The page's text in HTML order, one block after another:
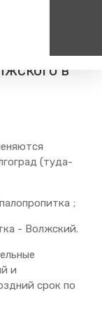
в
(туда-
;
- Волжский.
и
срок по